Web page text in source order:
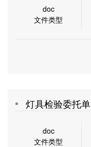
doc
文件类型
灯具检验委托单
doc
文件类型